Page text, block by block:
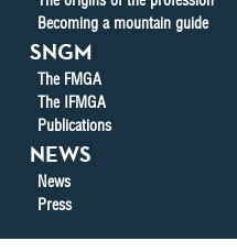
Becoming a mountain guide
SNGM
The FMGA
The IFMGA
Publications
NEWS
News
Press